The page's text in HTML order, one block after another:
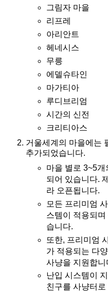
그림자 마을
리프레
아리안트
헤네시스
무릉
에델슈타인
마가티아
루디브리엄
시간의 신전
크리티아스
거울세계의 마을에는
추가되었습니다.
마을 별로 3~5개
되어 있습니다.
라 오픈됩니다.
모든 프리미엄
스템이 적용되
습니다.
또한, 프리미엄
가 적용되는 다
사냥을 지원합니
난입 시스템이
친구를 사냥터로